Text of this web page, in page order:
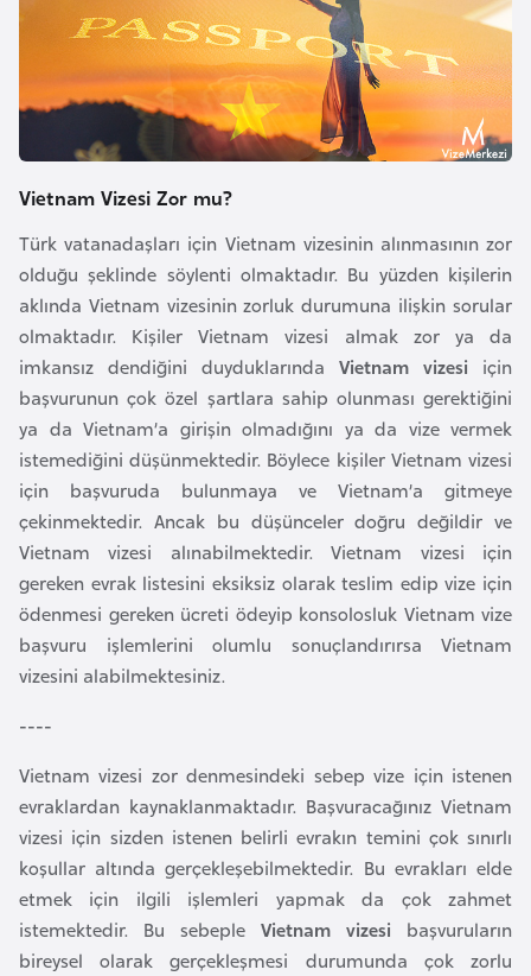
Vietnam Vizesi Zor mu?
Türk vatanadaşları için Vietnam vizesinin alınmasının zor
olduğu şeklinde söylenti olmaktadır. Bu yüzden kişilerin
aklında Vietnam vizesinin zorluk durumuna ilişkin sorular
olmaktadır. Kişiler Vietnam vizesi almak zor ya da
imkansız dendiğini duyduklarında Vietnam vizesi için
başvurunun çok özel şartlara sahip olunması gerektiğini
ya da Vietnam’a girişin olmadığını ya da vize vermek
istemediğini düşünmektedir. Böylece kişiler Vietnam vizesi
için başvuruda bulunmaya ve Vietnam’a gitmeye
çekinmektedir. Ancak bu düşünceler doğru değildir ve
Vietnam vizesi alınabilmektedir. Vietnam vizesi için
gereken evrak listesini eksiksiz olarak teslim edip vize için
ödenmesi gereken ücreti ödeyip konsolosluk Vietnam vize
başvuru işlemlerini olumlu sonuçlandırırsa Vietnam
vizesini alabilmektesiniz.
----
Vietnam vizesi zor denmesindeki sebep vize için istenen
evraklardan kaynaklanmaktadır. Başvuracağınız Vietnam
vizesi için sizden istenen belirli evrakın temini çok sınırlı
koşullar altında gerçekleşebilmektedir. Bu evrakları elde
etmek için ilgili işlemleri yapmak da çok zahmet
istemektedir. Bu sebeple Vietnam vizesi başvuruların
bireysel olarak gerçekleşmesi durumunda çok zorlu
n
e
r
s
e
k
B
u
l
g
a
r
i
s
t
a
B
u
r
k
i
n
a